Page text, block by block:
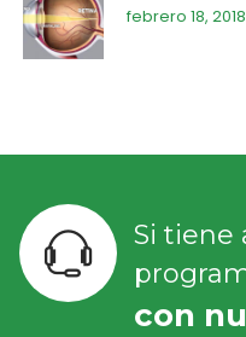
febrero 18, 2018
Si tiene
con